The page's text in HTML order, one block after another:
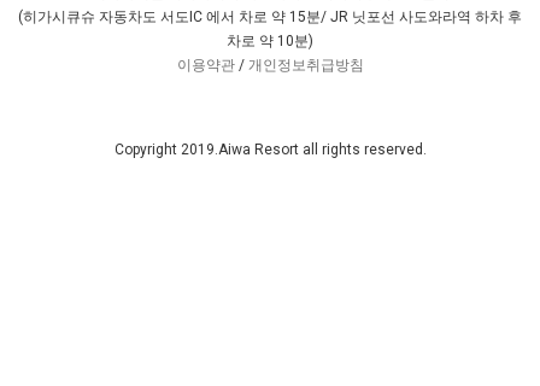
(히가시큐슈 자동차도 서도IC 에서 차로 약 15분/ JR 닛포선 사도와라역 하차 후
차로 약 10분)
이용약관/ 개인정보취급방침
Copyright 2019.Aiwa Resort all rights reserved.